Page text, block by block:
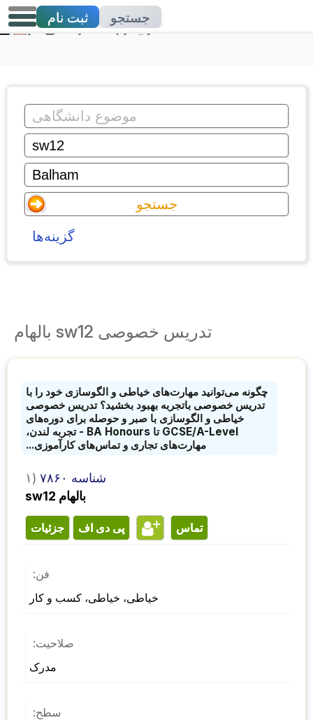
تدریس خصوصی
ثبت نام جستجو
گزینه‌ها
تدریس خصوصی sw12 بالهام
چگونه می‌توانید مهارت‌های خیاطی و الگوسازی خود را با
تدریس خصوصی باتجربه بهبود بخشید؟ تدریس خصوصی
خیاطی و الگوسازی با صبر و حوصله برای دوره‌های
GCSE/A-Level تا BA Honours - تجربه لندن،
مهارت‌های تجاری و تماس‌های کارآموزی...
۱)
شناسه ۷۸۶۰
sw12 بالهام
جزئیات پی دی اف تماس
فن:
خیاطی، خیاطی، کسب و کار
صلاحیت:
مدرک
سطح: